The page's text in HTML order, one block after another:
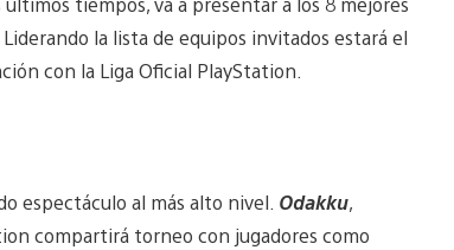
la lista de equipos invitados estará el
con la Liga Oficial PlayStation.
espectáculo al más alto nivel. Odakku,
compartirá torneo con jugadores como